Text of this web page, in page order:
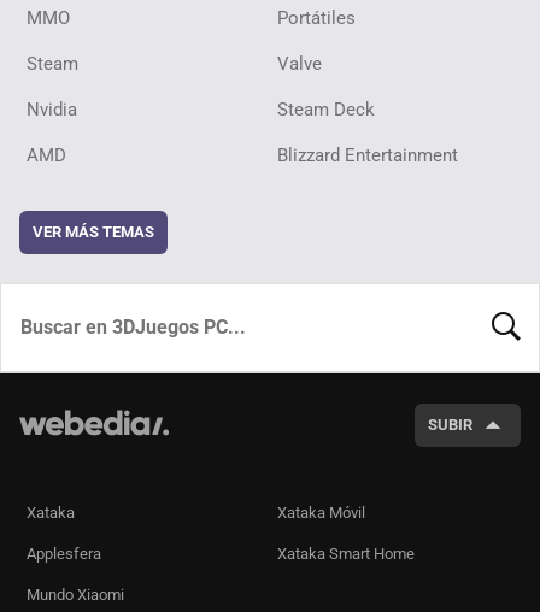
MMO Portátiles
Steam Valve
Nvidia Steam Deck
AMD Blizzard Entertainment
VER MÁS TEMAS
SUBIR
Xataka Xataka Móvil
Applesfera Xataka Smart Home
Mundo Xiaomi